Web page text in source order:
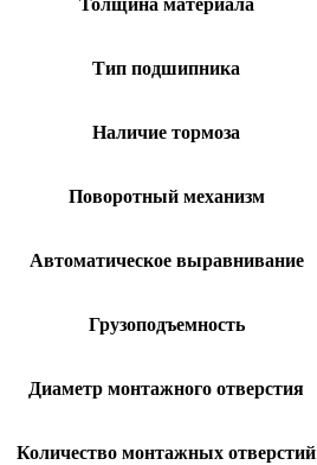
Тип подшипника
Наличие тормоза
Поворотный механизм
Автоматическое выравнивание
Грузоподъемность
Диаметр монтажного отверстия
Количество монтажных отверстий